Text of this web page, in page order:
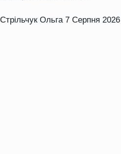
Стрільчук Ольга 7 Серпня 2026